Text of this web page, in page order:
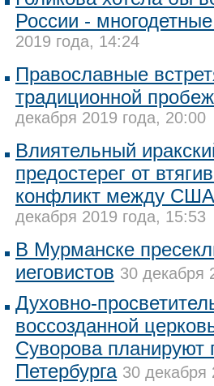
России -
2019 года, 14:24
Православные
традиционной
декабря 2019 года, 20:00
Влиятельный
предостерег от
конфликт между
декабря 2019 года, 15:53
В Мурманске
иеговистов 30 декабря
Духовно-
воссозданной
Суворова планируют
Петербурга 30 декабря